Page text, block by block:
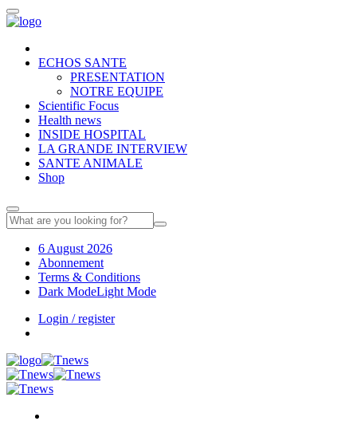
ECHOS SANTE
PRESENTATION
NOTRE EQUIPE
Scientific Focus
Health news
INSIDE HOSPITAL
LA GRANDE INTERVIEW
SANTE ANIMALE
Shop
6 August 2026
Abonnement
Terms & Conditions
Dark ModeLight Mode
Login / register